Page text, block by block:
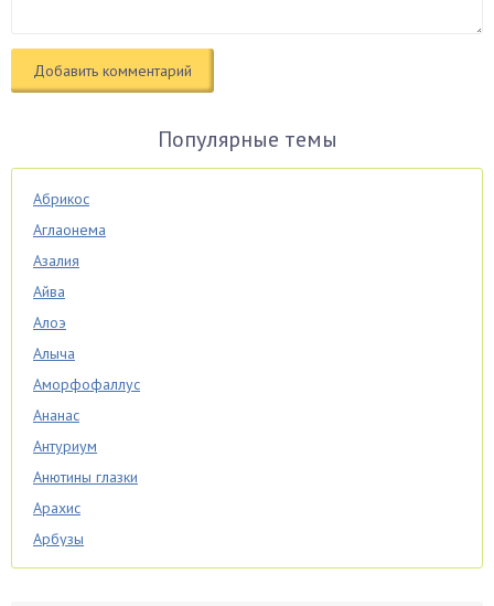
Популярные темы
Абрикос
Аглаонема
Азалия
Айва
Алоэ
Алыча
Аморфофаллус
Ананас
Антуриум
Анютины глазки
Арахис
Арбузы
Аспарагус